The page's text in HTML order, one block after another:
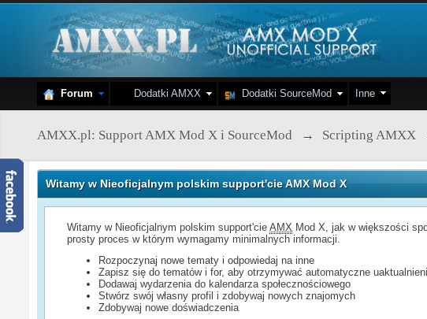
Forum Dodatki AMXX Dodatki SourceMod Inne
AMXX.pl: Support AMX Mod X i SourceMod → Scripting AMXX
Witamy w Nieoficjalnym polskim support'cie AMX Mod X
Witamy w Nieoficjalnym polskim support'cieAMX Mod X, jak w większości
prosty proces w którym wymagamy minimalnych informacji.
Rozpoczynaj nowe tematy i odpowiedaj na inne
Zapisz się do tematów i for, aby otrzymywać automatyczne
Dodawaj wydarzenia do kalendarza społecznościowego
Stwórz swój własny profil i zdobywaj nowych znajomych
Zdobywaj nowe doświadczenia